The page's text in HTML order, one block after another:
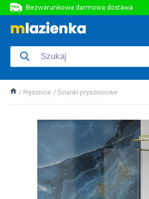
Bezwarunkowa darmowa dostawa
Bezwarunkowa darmowa dostawa
Prysznice Ścianki prysznicowe